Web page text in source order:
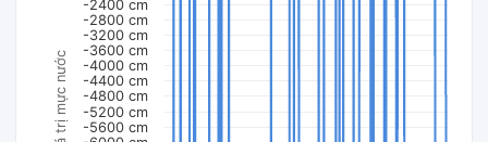
Giá trị mực nước -5600 cm
-5200 cm
-4800 cm
-4400 cm
-4000 cm
-3600 cm
-3200 cm
-2800 cm
-2400 cm